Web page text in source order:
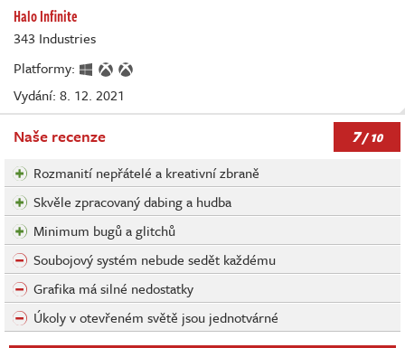
Halo Infinite
343 Industries
Platformy:
Vydání: 8. 12. 2021
Naše recenze 7/ 10
Rozmanití nepřátelé a kreativní zbraně
Skvěle zpracovaný dabing a hudba
Minimum bugů a glitchů
Soubojový systém nebude sedět každému
Grafika má silné nedostatky
Úkoly v otevřeném světě jsou jednotvárné